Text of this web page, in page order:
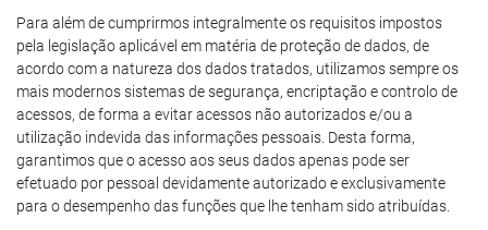
Para além de cumprirmos integralmente os requisitos impostos
pela legislação aplicável em matéria de proteção de dados, de
acordo com a natureza dos dados tratados, utilizamos sempre os
mais modernos sistemas de segurança, encriptação e controlo de
acessos, de forma a evitar acessos não autorizados e/ou a
utilização indevida das informações pessoais. Desta forma,
garantimos que o acesso aos seus dados apenas pode ser
efetuado por pessoal devidamente autorizado e exclusivamente
para o desempenho das funções que lhe tenham sido atribuídas.